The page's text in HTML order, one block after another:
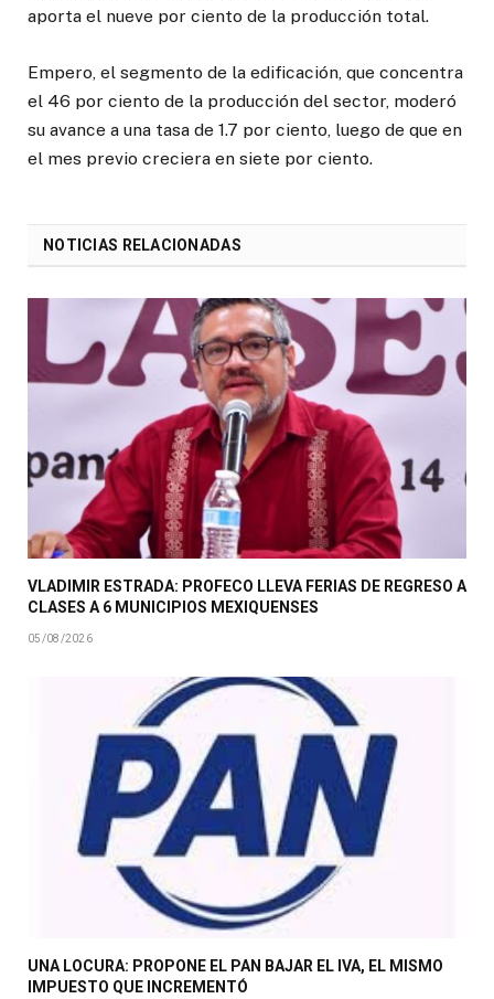
aporta el nueve por ciento de la producción total.
Empero, el segmento de la edificación, que concentra
el 46 por ciento de la producción del sector, moderó
su avance a una tasa de 1.7 por ciento, luego de que en
el mes previo creciera en siete por ciento.
NOTICIAS RELACIONADAS
VLADIMIR ESTRADA: PROFECO LLEVA FERIAS DE REGRESO A
CLASES A 6 MUNICIPIOS MEXIQUENSES
05/08/2026
UNA LOCURA: PROPONE EL PAN BAJAR EL IVA, EL MISMO
IMPUESTO QUE INCREMENTÓ